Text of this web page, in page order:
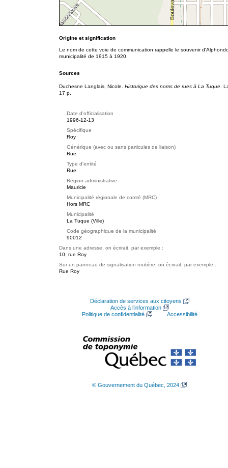
Origine et signification
Le nom de cette voie de communication rappelle le souvenir
municipalité de 1915 à 1920.
Sources
Duchesne Langlais, Nicole. Historique des noms de rues à La Tuque .
17 p.
Date d'officialisation
1996-12-13
Spécifique
Roy
Générique (avec ou sans particules de liaison)
Rue
Type d'entité
Rue
Région administrative
Mauricie
Municipalité régionale de comté (MRC)
Hors MRC
Municipalité
La Tuque (Ville)
Code géographique de la municipalité
90012
Dans une adresse, on écrirait, par exemple :
10, rue Roy
Sur un panneau de signalisation routière, on écrirait, par exemple :
Rue Roy
Déclaration de services aux citoyens
Accès à l’information
Politique de confidentialité
Accessibilité
© Gouvernement du Québec, 2024